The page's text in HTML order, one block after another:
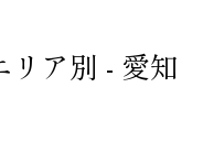
ア別 - 愛知